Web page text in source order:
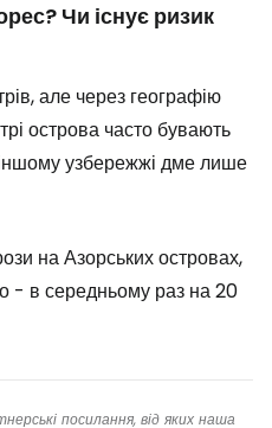
Чи існує ризик
але через географію
острова часто бувають
узбережжі дме лише
на Азорських островах,
- в середньому раз на 20
посилання, від яких наша